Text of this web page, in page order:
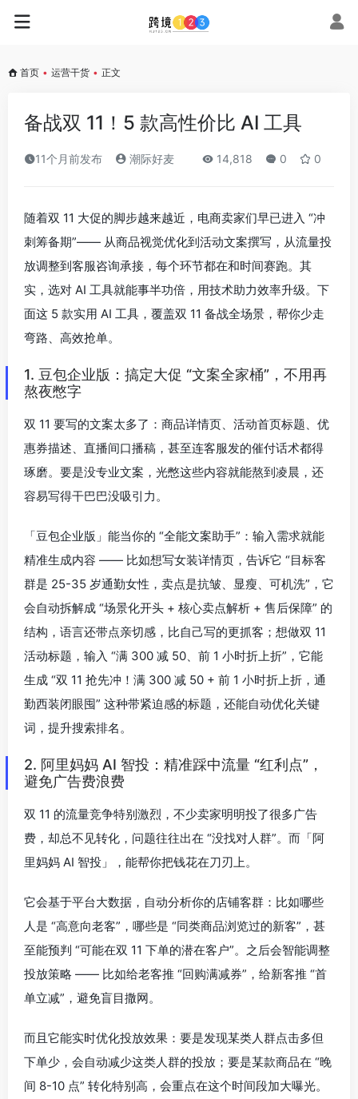
首页 • 运营干货 • 正文
备战双 11！5 款高性价比 AI 工具
11个月前发布 潮际好麦 14,818 0 0
随着双 11 大促的脚步越来越近，电商卖家们早已进入 “冲
刺筹备期”—— 从商品视觉优化到活动文案撰写，从流量投
放调整到客服咨询承接，每个环节都在和时间赛跑。其
实，选对 AI 工具就能事半功倍，用技术助力效率升级。下
面这 5 款实用 AI 工具，覆盖双 11 备战全场景，帮你少走
弯路、高效抢单。
1. 豆包企业版：搞定大促 “文案全家桶”，不用再
熬夜憋字
双 11 要写的文案太多了：商品详情页、活动首页标题、优
惠券描述、直播间口播稿，甚至连客服发的催付话术都得
琢磨。要是没专业文案，光憋这些内容就能熬到凌晨，还
容易写得干巴巴没吸引力。
「豆包企业版」能当你的 “全能文案助手”：输入需求就能
精准生成内容 —— 比如想写女装详情页，告诉它 “目标客
群是 25-35 岁通勤女性，卖点是抗皱、显瘦、可机洗”，它
会自动拆解成 “场景化开头 + 核心卖点解析 + 售后保障” 的
结构，语言还带点亲切感，比自己写的更抓客；想做双 11
活动标题，输入 “满 300 减 50、前 1 小时折上折”，它能
生成 “双 11 抢先冲！满 300 减 50 + 前 1 小时折上折，通
勤西装闭眼囤” 这种带紧迫感的标题，还能自动优化关键
词，提升搜索排名。
2. 阿里妈妈 AI 智投：精准踩中流量 “红利点”，
避免广告费浪费
双 11 的流量竞争特别激烈，不少卖家明明投了很多广告
费，却总不见转化，问题往往出在 “没找对人群”。而「阿
里妈妈 AI 智投」，能帮你把钱花在刀刃上。
它会基于平台大数据，自动分析你的店铺客群：比如哪些
人是 “高意向老客”，哪些是 “同类商品浏览过的新客”，甚
至能预判 “可能在双 11 下单的潜在客户”。之后会智能调整
投放策略 —— 比如给老客推 “回购满减券”，给新客推 “首
单立减”，避免盲目撒网。
而且它能实时优化投放效果：要是发现某类人群点击多但
下单少，会自动减少这类人群的投放；要是某款商品在 “晚
间 8-10 点” 转化特别高，会重点在这个时间段加大曝光。